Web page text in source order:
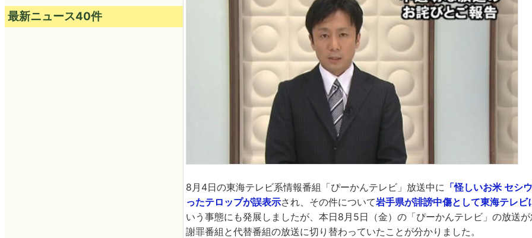
8月4日の東海テレビ系情報番組「ぴーかんテレビ」放送中に 「怪しいお米 セシ
ったテロップが誤表示され、その件について岩手県が誹謗中傷として東海テレビ
いう事態にも発展しましたが、本日8月5日（金）の「ぴーかんテレビ」の放送
謝罪番組と代替番組の放送に切り替わっていたことが分かりました。
最新ニュース40件